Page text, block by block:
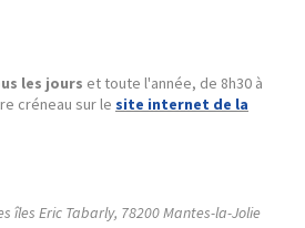
les jours et toute l'année, de 8h30 à
créneau sur le site internet de la
îles Eric Tabarly, 78200 Mantes-la-Jolie